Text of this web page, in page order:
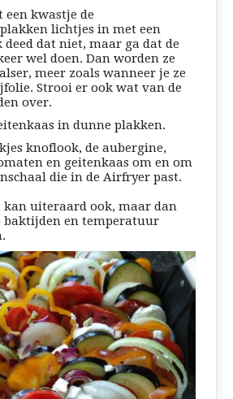
een kwastje de
lichtjes in met een
dat niet, maar ga dat de
wel doen. Dan worden ze
meer zoals wanneer je ze
Strooi er ook wat van de
over.
in dunne plakken.
knoflook, de aubergine,
en geitenkaas om en om
die in de Airfryer past.
kan uiteraard ook, maar dan
baktijden en temperatuur